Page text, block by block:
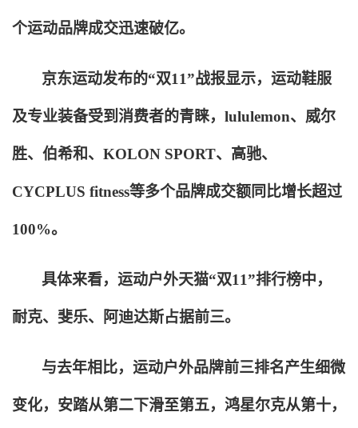
个运动品牌成交迅速破亿。
京东运动发布的“双11”战报显示，运动鞋服
及专业装备受到消费者的青睐，lululemon、威尔
胜、伯希和、KOLON SPORT、高驰、
CYCPLUS fitness等多个品牌成交额同比增长超过
100%。
具体来看，运动户外天猫“双11”排行榜中，
耐克、斐乐、阿迪达斯占据前三。
与去年相比，运动户外品牌前三排名产生细微
变化，安踏从第二下滑至第五，鸿星尔克从第十，